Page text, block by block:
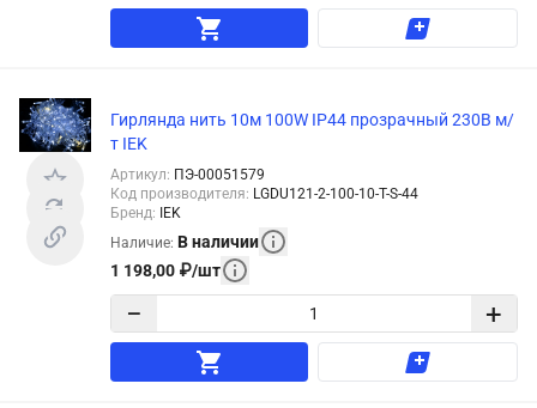
Гирлянда нить 10м 100W IP44 прозрачный 230В м/
т IEK
Артикул: ПЭ-00051579
Код производителя: LGDU121-2-100-10-T-S-44
Бренд:
IEK
Наличие: В наличии
1 198,00 ₽/шт
− +